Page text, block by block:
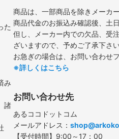
た
み
諸
商品は、一部商品を除きメーカ
商品代金のお振込み確認後、土
但し、メーカー内での欠品、受
ざいますので、予めご了承下さい
お急ぎの場合は、お問い合わせ
※詳しくはこちら
お問い合わせ先
あるココドットコム
メールアドレス：
【受付時間】9:00～17：00